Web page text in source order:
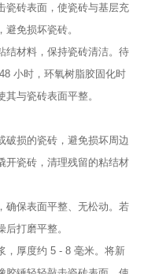
瓷砖表面，使瓷砖与基层充
免损坏瓷砖。​
结材料，保持瓷砖清洁。待
小时，环氧树脂胶固化时
与瓷砖表面平整。​
破损的瓷砖，避免损坏周边
开瓷砖，清理残留的粘结材
确保表面平整、无松动。若
打磨平整。​
，厚度约 5 - 8 毫米。将新